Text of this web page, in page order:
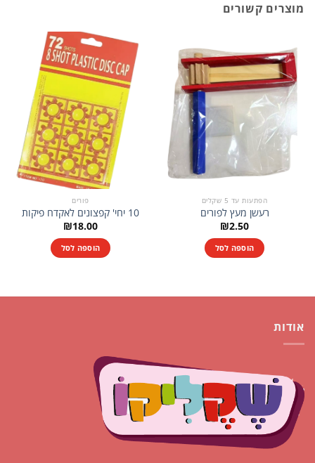
מוצרים קשורים
הפתעות עד 5 שקלים
רעשן מעץ לפורים
₪2.50
הוספה לסל
פורים
10 יחי' קפצונים לאקדח פיקות
₪18.00
הוספה לסל
אודות